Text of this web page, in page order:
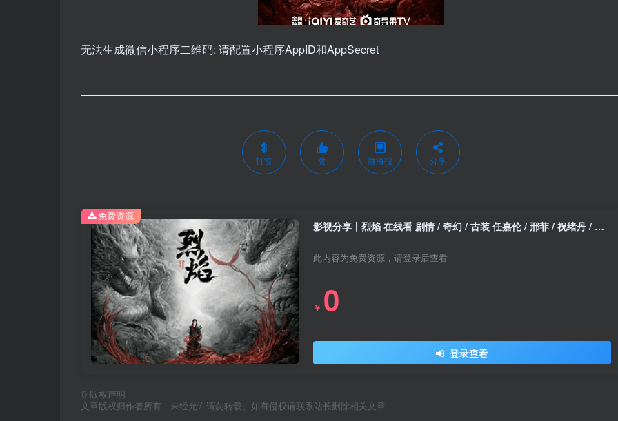
无法生成微信小程序二维码: 请配置小程序AppID和AppSecret
打赏 赞 微海报 分享
影视分享丨烈焰 在线看 剧情 / 奇幻 / 古装 任嘉伦 / 邢菲 / 祝绪丹 / 严屹宽 / 朱正廷
此内容为免费资源，请登录后查看
￥ 0
登录查看
免费资源
© 版权声明
文章版权归作者所有，未经允许请勿转载。如有侵权请联系站长删除相关文章